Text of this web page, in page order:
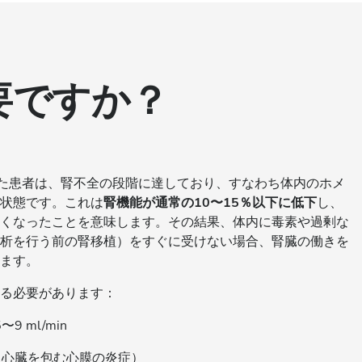
すか？
患者は、腎不全の段階に達しており、すなわち体内のホメ
態です。これは腎機能が通常の10〜15％以下に低下し、
なったことを意味します。その結果、体内に毒素や過剰な
を行う前の腎移植）をすぐに受けない場合、腎臓の働きを
す。
必要があります：
9 ml/min
臓を包む心膜の炎症）